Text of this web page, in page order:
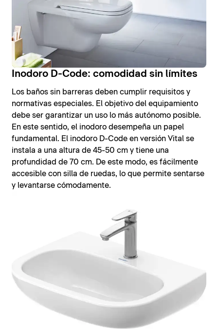
Inodoro D-Code: comodidad sin límites
Los baños sin barreras deben cumplir requisitos y
normativas especiales. El objetivo del equipamiento
debe ser garantizar un uso lo más autónomo posible.
En este sentido, el inodoro desempeña un papel
fundamental. El inodoro D-Code en versión Vital se
instala a una altura de 45-50 cm y tiene una
profundidad de 70 cm. De este modo, es fácilmente
accesible con silla de ruedas, lo que permite sentarse
y levantarse cómodamente.